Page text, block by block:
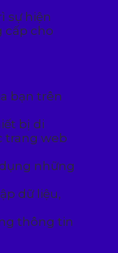
sự hiện
cấp cho
bạn trên
bị di
trang web
những
dữ liệu,
thông tin